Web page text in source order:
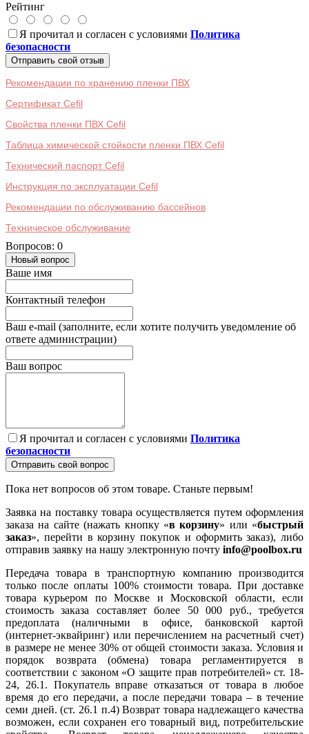
Рейтинг
Я прочитал и согласен с условиями Политика
безопасности
Отправить свой отзыв
Рекомендации по хранению пленки ПВХ
Сертификат Cefil
Свойства пленки ПВХ Cefil
Таблица химической стойкости пленки ПВХ Cefil
Технический паспорт Cefil
Инструкция по эксплуатации Cefil
Рекомендации по обслуживанию бассейнов
Техническое обслуживание
Вопросов: 0
Новый вопрос
Ваше имя
Контактный телефон
Ваш e-mail (заполните, если хотите получить уведомление об
ответе администрации)
Ваш вопрос
Я прочитал и согласен с условиями Политика
безопасности
Отправить свой вопрос
Пока нет вопросов об этом товаре. Станьте первым!
Заявка на поставку товара осуществляется путем оформления
заказа на сайте (нажать кнопку «в корзину» или «быстрый
заказ», перейти в корзину покупок и оформить заказ), либо
отправив заявку на нашу электронную почту info@poolbox.ru
Передача товара в транспортную компанию производится
только после оплаты 100% стоимости товара. При доставке
товара курьером по Москве и Московской области, если
стоимость заказа составляет более 50 000 руб., требуется
предоплата (наличными в офисе, банковской картой
(интернет-эквайринг) или перечислением на расчетный счет)
в размере не менее 30% от общей стоимости заказа. Условия и
порядок возврата (обмена) товара регламентируется в
соответствии с законом «О защите прав потребителей» ст. 18-
24, 26.1. Покупатель вправе отказаться от товара в любое
время до его передачи, а после передачи товара – в течение
семи дней. (ст. 26.1 п.4) Возврат товара надлежащего качества
возможен, если сохранен его товарный вид, потребительские